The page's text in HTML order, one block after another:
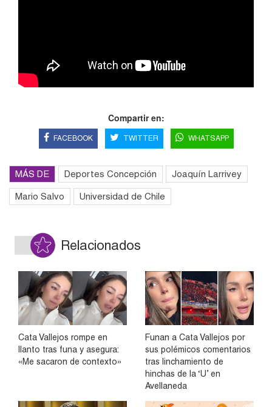
Compartir en:
FACEBOOK TWITTER WHATSAPP
MÁS DE Deportes Concepción Joaquín Larrivey
Mario Salvo Universidad de Chile
Relacionados
Cata Vallejos rompe en
llanto tras funa y asegura:
«Me sacaron de contexto»
Funan a Cata Vallejos por
sus polémicos comentarios
tras linchamiento de
hinchas de la ‘U’ en
Avellaneda